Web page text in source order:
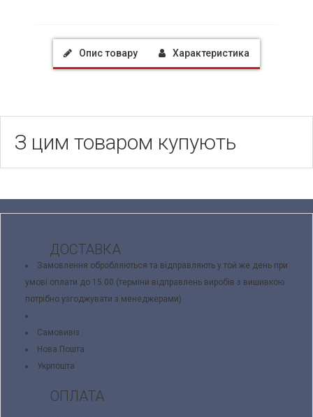
Опис товару Характеристика
З цим товаром купують
ДОСТАВКА
Замовлення обробляються та відправляють у той же день при
умові оплати до 15.00 (терміни відправлень виробів з вишивкою
потрібно узгоджувати з менеджерами)
Самовивіз
Нова Пошта
Укрпошта
ОПЛАТА